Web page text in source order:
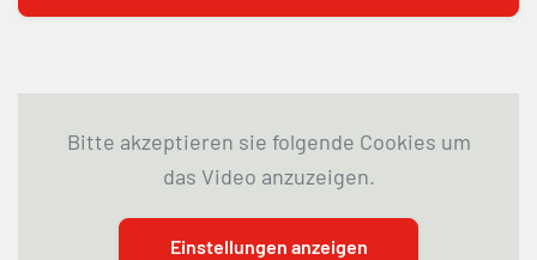
Bitte akzeptieren sie folgende Cookies um
das Video anzuzeigen.
Einstellungen anzeigen